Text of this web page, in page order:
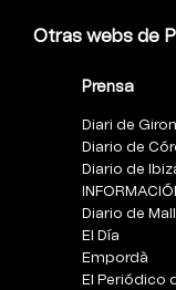
Otras webs de
Prensa
Diari de
Diario de
Diario de
Diario de
El Día
Empordà
El Periódico